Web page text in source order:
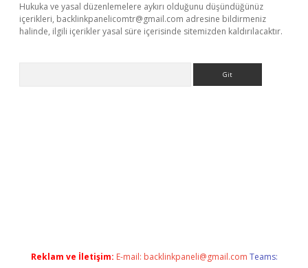
Hukuka ve yasal düzenlemelere aykırı olduğunu düşündüğünüz
içerikleri, backlinkpanelicomtr@gmail.com adresine bildirmeniz
halinde, ilgili içerikler yasal süre içerisinde sitemizden kaldırılacaktır.
Reklam ve İletişim: E-mail: backlinkpaneli@gmail.com Teams: